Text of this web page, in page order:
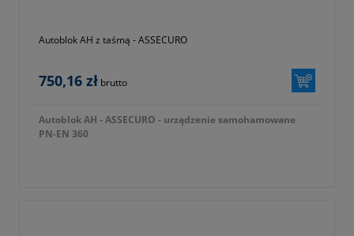
Autoblok AH z taśmą - ASSECURO
750,16 zł brutto
Autoblok AH - ASSECURO - urządzenie samohamowane
PN-EN 360